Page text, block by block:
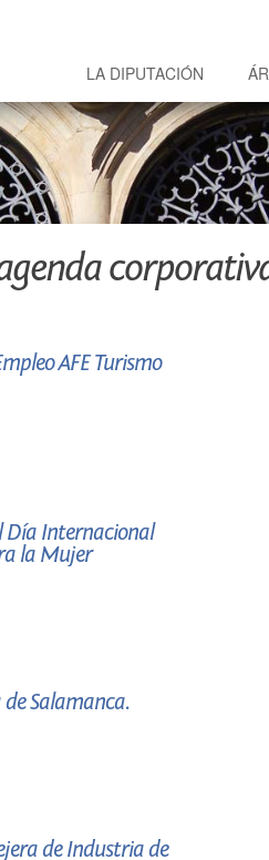
LA DIPUTACIÓN
AFE Turismo
Día Internacional
la Mujer
de Salamanca.
de Industria de